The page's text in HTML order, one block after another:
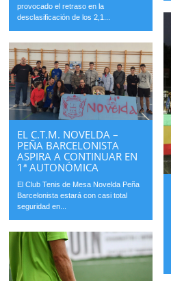
provocado el retraso en la
desclasificación de los 2,1...
EL C.T.M. NOVELDA –
PEÑA BARCELONISTA
ASPIRA A CONTINUAR EN
1ª AUTONÓMICA
El Club Tenis de Mesa Novelda Peña
Barcelonista estará con casi total
seguridad en...